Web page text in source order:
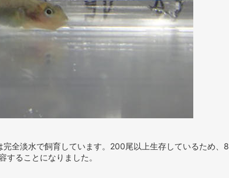
全淡水で飼育しています。200尾以上生存しているため、8
することになりました。